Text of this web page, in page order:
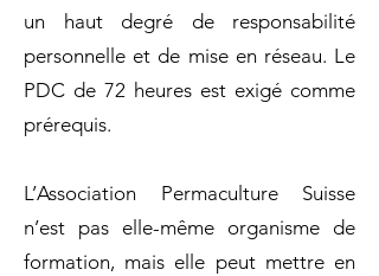
un haut degré de responsabilité
personnelle et de mise en réseau. Le
PDC de 72 heures est exigé comme
prérequis.
L’Association Permaculture Suisse
n’est pas elle-même organisme de
formation, mais elle peut mettre en